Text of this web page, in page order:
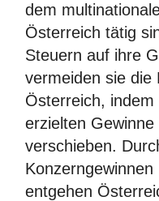
dem
Österreich tätig
Steuern auf ihre
vermeiden sie die
Österreich,
erzielten
verschieben.
entgehen